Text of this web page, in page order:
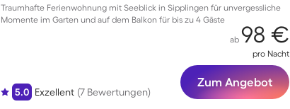
Traumhafte Ferienwohnung mit Seeblick in Sipplingen für unvergessliche
Momente im Garten und auf dem Balkon für bis zu 4 Gäste
5.0 Exzellent (7 Bewertungen)
ab 98 €
pro Nacht
Zum Angebot